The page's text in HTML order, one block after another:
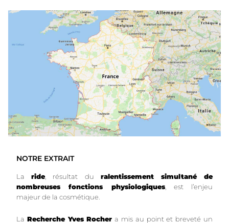
NOTRE EXTRAIT
Laride, résultat du ralentissement simultané de
nombreuses fonctions physiologiques, est l’enjeu
majeur de la cosmétique.
La Recherche Yves Rocher a mis au point et breveté un